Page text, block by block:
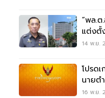
“พล.
แต่งตั้
ก.พ.ค.
14 พ.ย.
โปรด
นายต
68 น
16 พ.ย.